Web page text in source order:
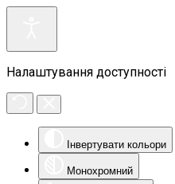
Налаштування доступності
Інвертувати кольори
Монохромний